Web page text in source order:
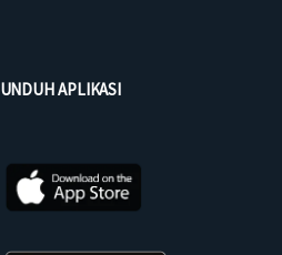
UNDUH APLIKASI